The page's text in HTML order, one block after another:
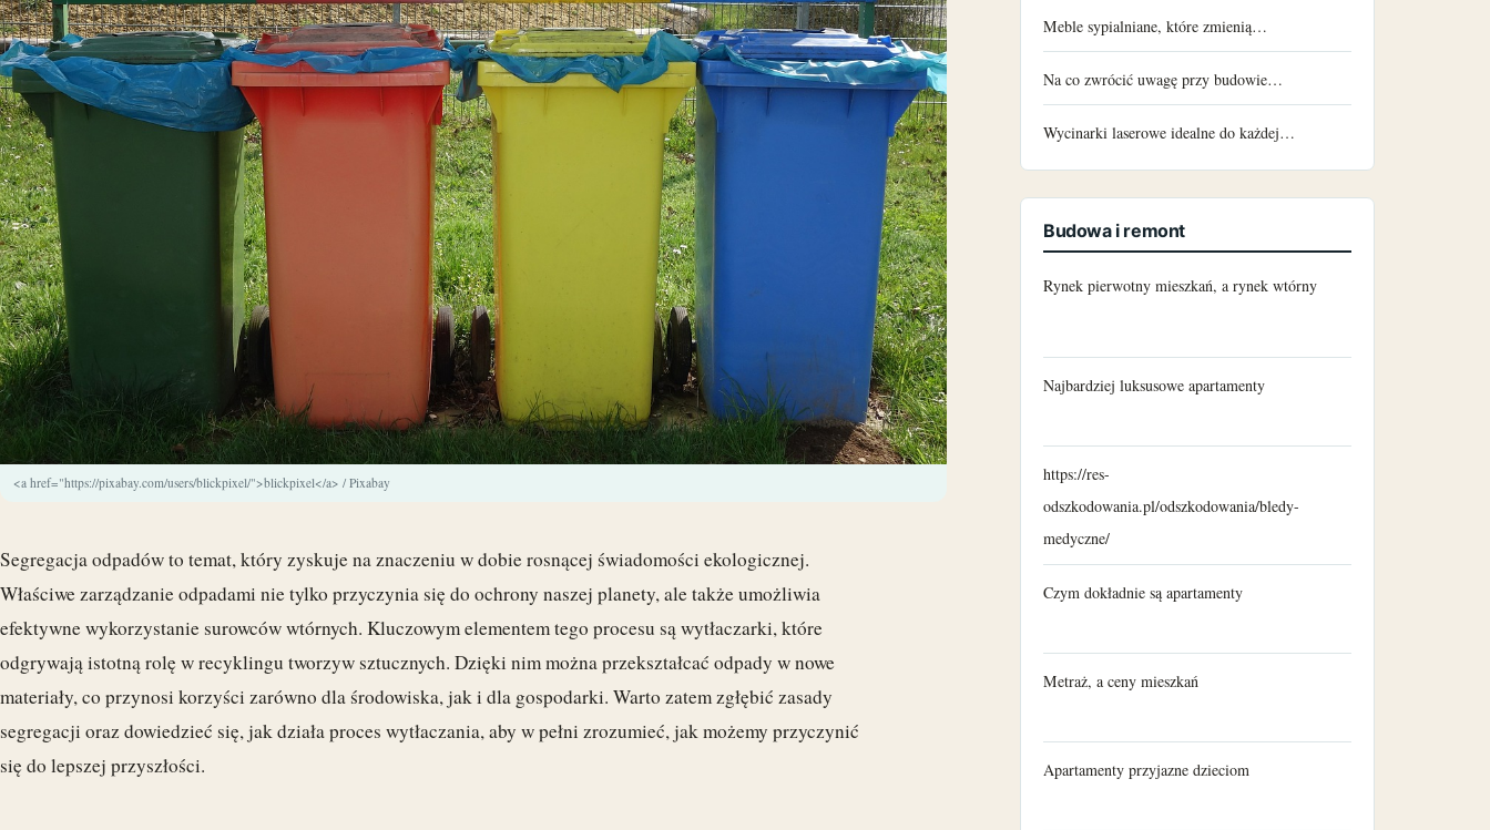
<a href="https://pixabay.com/users/blickpixel/">blickpixel</a> / Pixabay
Segregacja odpadów to temat, który zyskuje na znaczeniu w dobie rosnącej świadomości ekologicznej.
Właściwe zarządzanie odpadami nie tylko przyczynia się do ochrony naszej planety, ale także umożliwia
efektywne wykorzystanie surowców wtórnych. Kluczowym elementem tego procesu są wytłaczarki, które
odgrywają istotną rolę w recyklingu tworzyw sztucznych. Dzięki nim można przekształcać odpady w nowe
materiały, co przynosi korzyści zarówno dla środowiska, jak i dla gospodarki. Warto zatem zgłębić zasady
segregacji oraz dowiedzieć się, jak działa proces wytłaczania, aby w pełni zrozumieć, jak możemy przyczynić
się do lepszej przyszłości.
Meble sypialniane, które zmienią…
Na co zwrócić uwagę przy budowie…
Wycinarki laserowe idealne do każdej…
Budowa i remont
Rynek pierwotny mieszkań, a rynek wtórny
Najbardziej luksusowe apartamenty
https://res-
odszkodowania.pl/odszkodowania/bledy-
medyczne/
Czym dokładnie są apartamenty
Metraż, a ceny mieszkań
Apartamenty przyjazne dzieciom